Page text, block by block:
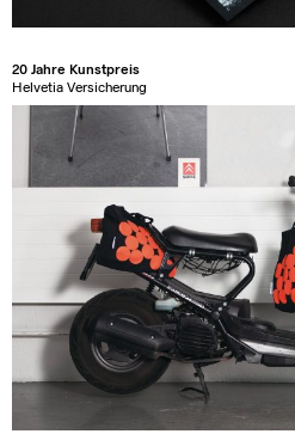
20 Jahre Kunstpreis
Helvetia Versicherung